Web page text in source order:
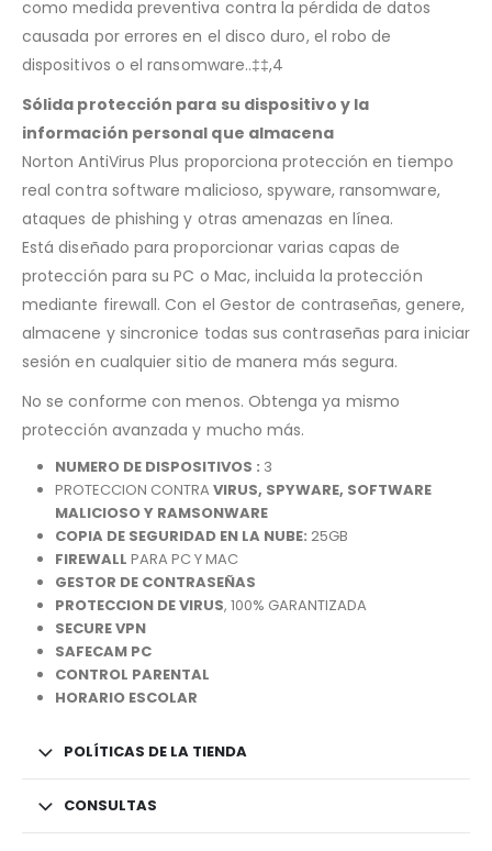
como medida preventiva contra la pérdida de datos
causada por errores en el disco duro, el robo de
dispositivos o el ransomware..‡‡,4
Sólida protección para su dispositivo y la
información personal que almacena
Norton AntiVirus Plus proporciona protección en tiempo
real contra software malicioso, spyware, ransomware,
ataques de phishing y otras amenazas en línea.
Está diseñado para proporcionar varias capas de
protección para su PC o Mac, incluida la protección
mediante firewall. Con el Gestor de contraseñas, genere,
almacene y sincronice todas sus contraseñas para iniciar
sesión en cualquier sitio de manera más segura.
No se conforme con menos. Obtenga ya mismo
protección avanzada y mucho más.
NUMERO DE DISPOSITIVOS : 3
PROTECCION CONTRA VIRUS, SPYWARE, SOFTWARE
MALICIOSO Y RAMSONWARE
COPIA DE SEGURIDAD EN LA NUBE: 25GB
FIREWALL PARA PC Y MAC
GESTOR DE CONTRASEÑAS
PROTECCION DE VIRUS, 100% GARANTIZADA
SECURE VPN
SAFECAM PC
CONTROL PARENTAL
HORARIO ESCOLAR
POLÍTICAS DE LA TIENDA
CONSULTAS